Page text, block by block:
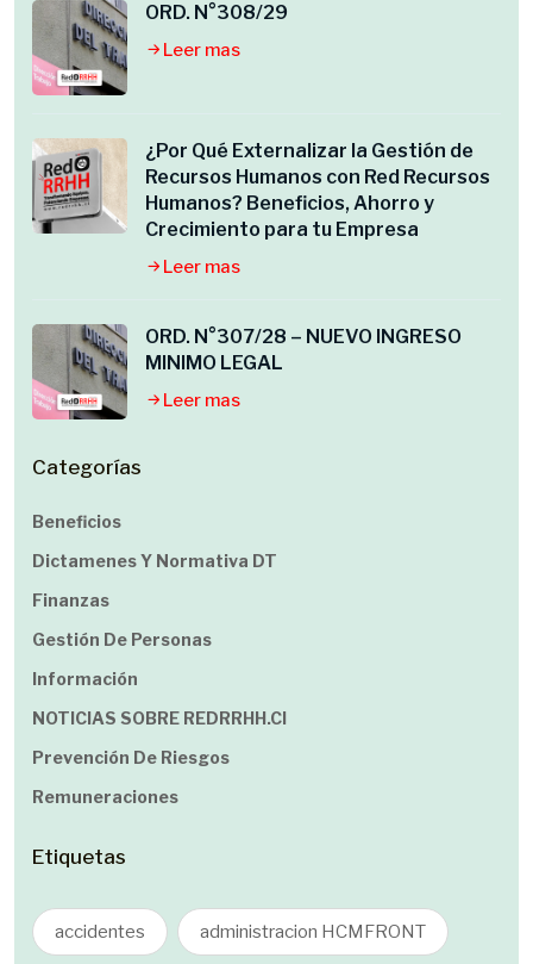
ORD. N°308/29
Leer mas
¿Por Qué Externalizar la Gestión de
Recursos Humanos con Red Recursos
Humanos? Beneficios, Ahorro y
Crecimiento para tu Empresa
Leer mas
ORD. N°307/28 – NUEVO INGRESO
MINIMO LEGAL
Leer mas
Categorías
Beneficios
Dictamenes Y Normativa DT
Finanzas
Gestión De Personas
Información
NOTICIAS SOBRE REDRRHH.cl
Prevención De Riesgos
Remuneraciones
Etiquetas
accidentes administracion HCMFRONT